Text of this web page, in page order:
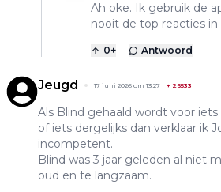
Ah oke. Ik gebruik de
nooit de top reacties in
0+ Antwoord
Jeugd 17 juni 2026 om 13:27 + 26533
Als Blind gehaald wordt voor
of iets dergelijks dan verklaar ik
incompetent.
Blind was 3 jaar geleden al niet
oud en te langzaam.